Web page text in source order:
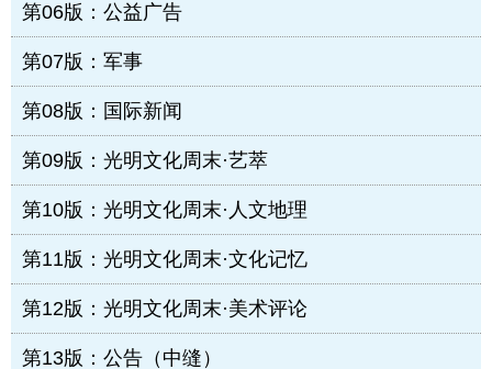
第06版：公益广告
第07版：军事
第08版：国际新闻
第09版：光明文化周末·艺萃
第10版：光明文化周末·人文地理
第11版：光明文化周末·文化记忆
第12版：光明文化周末·美术评论
第13版：公告（中缝）